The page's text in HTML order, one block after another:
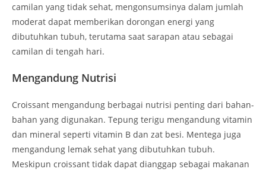
camilan yang tidak sehat, mengonsumsinya dalam jumlah
moderat dapat memberikan dorongan energi yang
dibutuhkan tubuh, terutama saat sarapan atau sebagai
camilan di tengah hari.
Mengandung Nutrisi
Croissant mengandung berbagai nutrisi penting dari bahan-
bahan yang digunakan. Tepung terigu mengandung vitamin
dan mineral seperti vitamin B dan zat besi. Mentega juga
mengandung lemak sehat yang dibutuhkan tubuh.
Meskipun croissant tidak dapat dianggap sebagai makanan